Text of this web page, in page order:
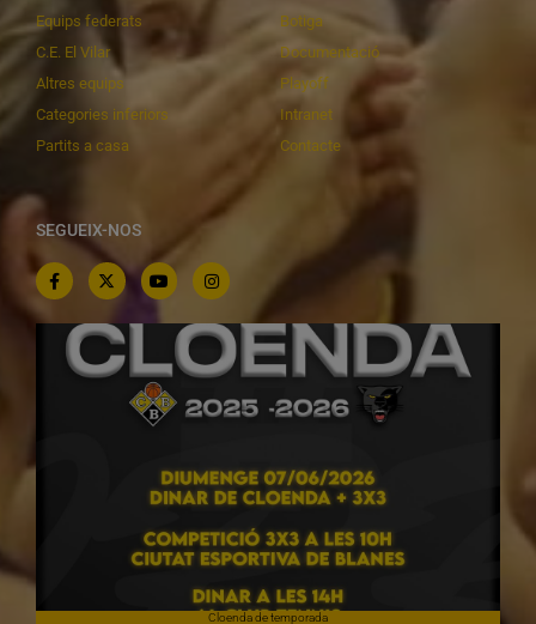
Equips federats
C.E. El Vilar
Altres equips
Categories inferiors
Partits a casa
Botiga
Documentació
Playoff
Intranet
Contacte
SEGUEIX-NOS
Cloenda de temporada